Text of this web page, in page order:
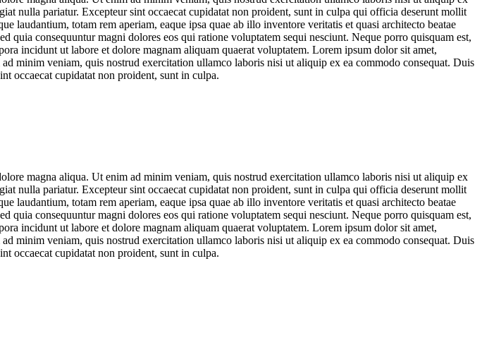
nulla pariatur. Excepteur sint occaecat cupidatat non proident, sunt in culpa qui officia deserunt mollit
laudantium, totam rem aperiam, eaque ipsa quae ab illo inventore veritatis et quasi architecto beatae
consequuntur magni dolores eos qui ratione voluptatem sequi nesciunt. Neque porro quisquam est,
incidunt ut labore et dolore magnam aliquam quaerat voluptatem. Lorem ipsum dolor sit amet,
minim veniam, quis nostrud exercitation ullamco laboris nisi ut aliquip ex ea commodo consequat. Duis
occaecat cupidatat non proident, sunt in culpa.
magna aliqua. Ut enim ad minim veniam, quis nostrud exercitation ullamco laboris nisi ut aliquip ex
nulla pariatur. Excepteur sint occaecat cupidatat non proident, sunt in culpa qui officia deserunt mollit
laudantium, totam rem aperiam, eaque ipsa quae ab illo inventore veritatis et quasi architecto beatae
consequuntur magni dolores eos qui ratione voluptatem sequi nesciunt. Neque porro quisquam est,
incidunt ut labore et dolore magnam aliquam quaerat voluptatem. Lorem ipsum dolor sit amet,
minim veniam, quis nostrud exercitation ullamco laboris nisi ut aliquip ex ea commodo consequat. Duis
occaecat cupidatat non proident, sunt in culpa.